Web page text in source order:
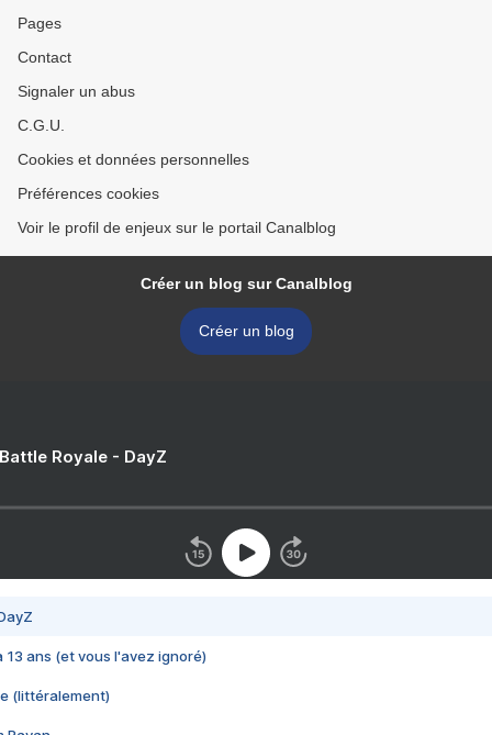
Pages
Contact
Signaler un abus
C.G.U.
Cookies et données personnelles
Préférences cookies
Voir le profil de enjeux sur le portail Canalblog
Créer un blog sur Canalblog
Créer un blog
Royale - DayZ
13 ans (et vous l'avez ignoré)
(littéralement)